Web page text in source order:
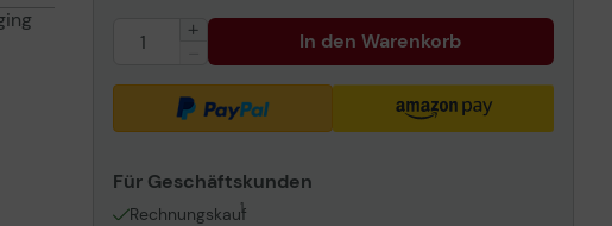
In den Warenkorb
Für Geschäftskunden
Rechnungskauf
1